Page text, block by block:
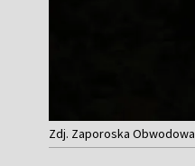
Zdj. Zaporoska